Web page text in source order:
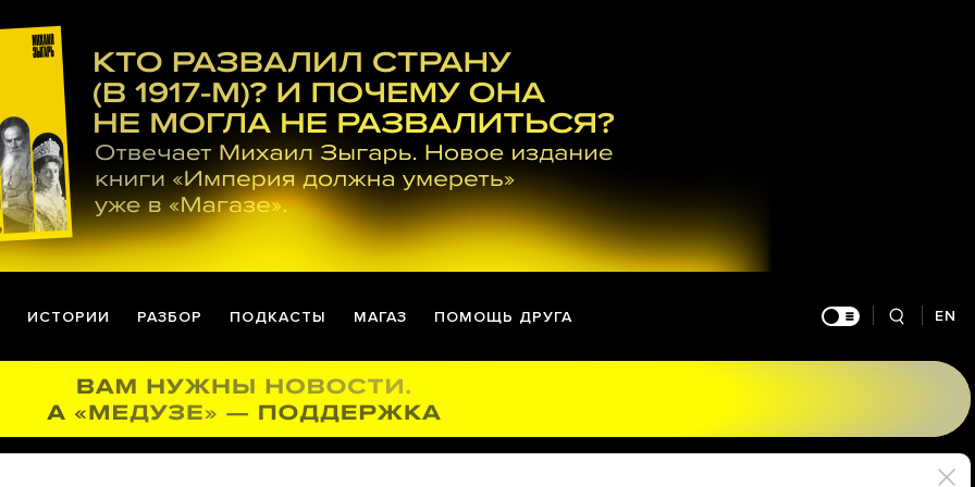
ИСТОРИИ РАЗБОР ПОДКАСТЫ МАГАЗ ПОМОЩЬ ДРУГА EN